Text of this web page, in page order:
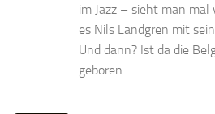
im Jazz – sieht man mal
es Nils Landgren mit
Und dann? Ist da die
geboren...